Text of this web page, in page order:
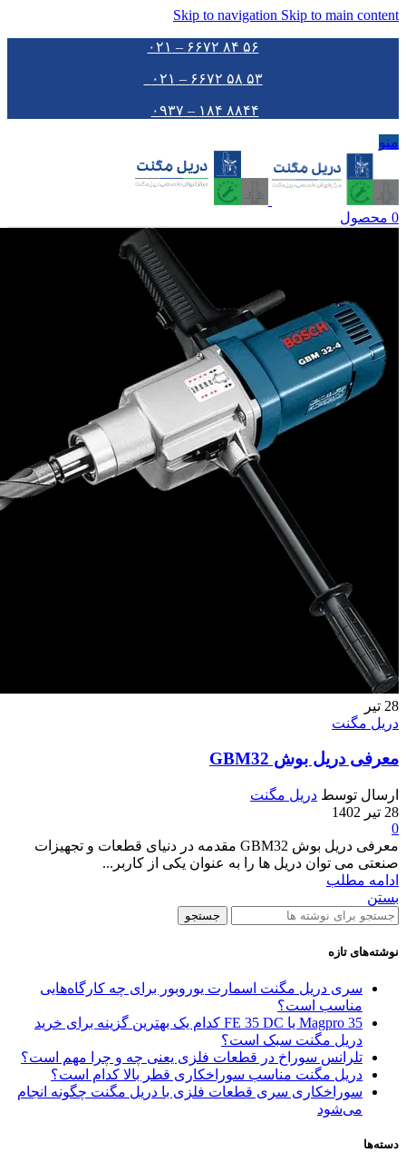
Skip to navigation Skip to main content
۵۶ ۸۴ ۶۶۷۲ – ۰۲۱
۵۳ ۵۸ ۶۶۷۲ – ۰۲۱
۸۸۴۴ ۱۸۴ – ۰۹۳۷
منو
0 محصول
28 تیر
دریل مگنت
معرفی دریل بوش GBM32
ارسال توسط دریل مگنت
28 تیر 1402
0
معرفی دریل بوش GBM32 مقدمه در دنیای قطعات و تجهیزات
صنعتی می توان دریل ها را به عنوان یکی از کاربر...
ادامه مطلب
بستن
جستجو
نوشته‌های تازه
سری دریل مگنت اسمارت یوروبور برای چه کارگاه‌هایی
مناسب است؟
Magpro 35 یا FE 35 DC کدام‌ یک بهترین گزینه برای خرید
دریل مگنت سبک است؟
تلرانس سوراخ در قطعات فلزی یعنی چه و چرا مهم است؟
دریل مگنت مناسب سوراخکاری قطر بالا کدام است؟
سوراخکاری سری قطعات فلزی با دریل مگنت چگونه انجام
می‌شود
دسته‌ها